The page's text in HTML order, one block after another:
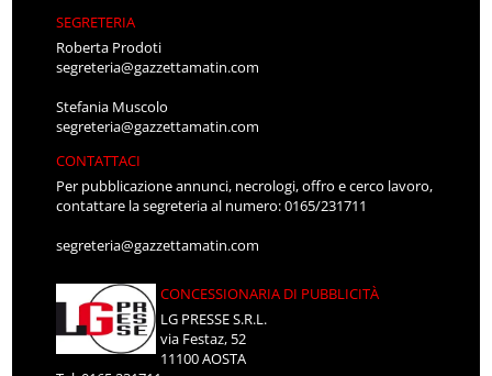
SEGRETERIA
Roberta Prodoti
segreteria@gazzettamatin.com
Stefania Muscolo
segreteria@gazzettamatin.com
CONTATTACI
Per pubblicazione annunci, necrologi, offro e cerco lavoro,
contattare la segreteria al numero: 0165/231711
segreteria@gazzettamatin.com
CONCESSIONARIA DI PUBBLICITÀ
LG PRESSE S.R.L.
via Festaz, 52
11100 AOSTA